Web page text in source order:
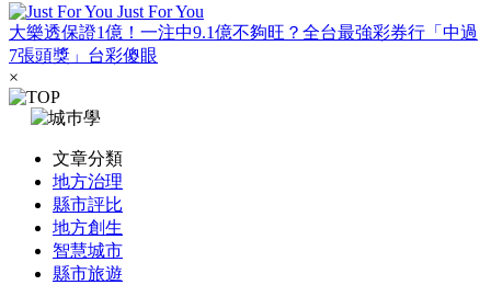
Just For You
大樂透保證1億！一注中9.1億不夠旺？全台最強彩券行「中過
7張頭獎」台彩傻眼
×
文章分類
地方治理
縣市評比
地方創生
智慧城市
縣市旅遊